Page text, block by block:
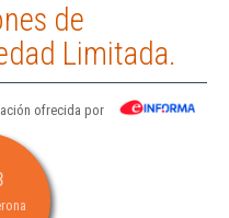
de
Limitada.
ofrecida por